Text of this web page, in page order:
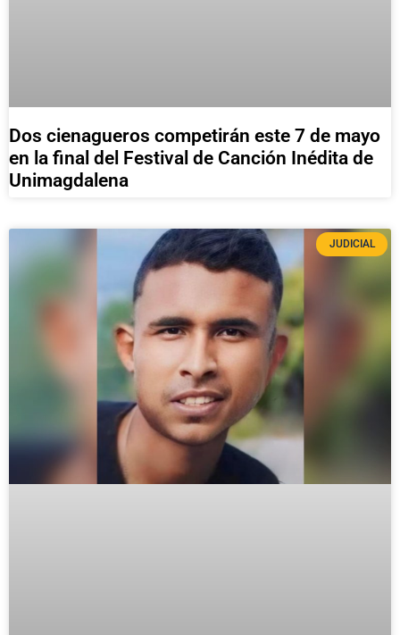
Dos cienagueros competirán este 7 de mayo
en la final del Festival de Canción Inédita de
Unimagdalena
JUDICIAL